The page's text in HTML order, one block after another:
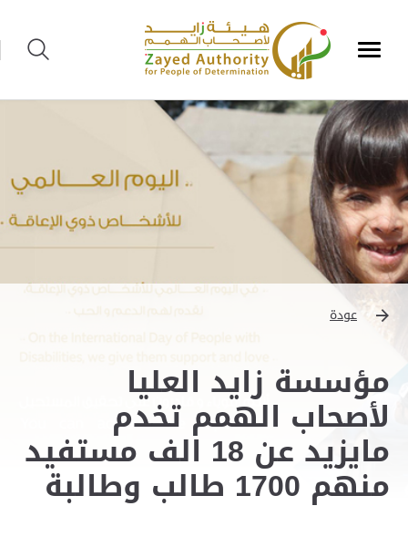
عودة
مؤسسة زايد العليا
لأصحاب الهمم تخدم
مايزيد عن 18 الف مستفيد
منهم 1700 طالب وطالبة